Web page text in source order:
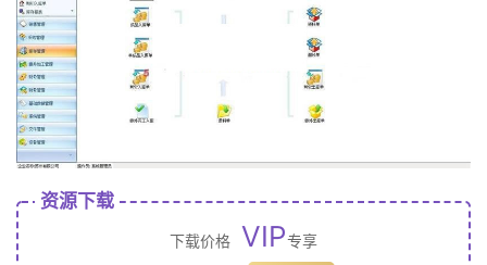
资源下载
下载价格 VIP专享